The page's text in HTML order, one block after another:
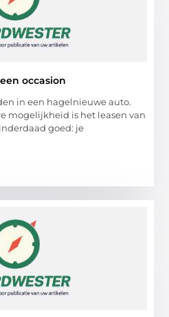
occasion
in een hagelnieuwe auto.
mogelijkheid is het leasen van
goed: je